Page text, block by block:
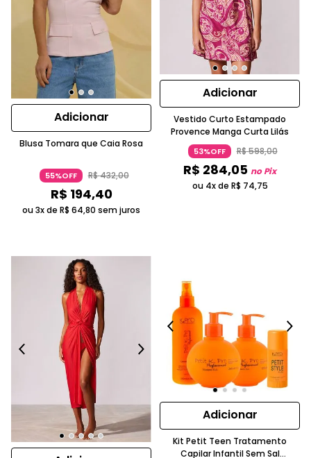
Adicionar
Blusa Tomara que Caia Rosa
55%OFF R$432,00
R$ 194,40
ou 3x de R$ 64,80 sem juros
Adicionar
Vestido Curto Estampado
Provence Manga Curta Lilás
53%OFF R$598,00
R$ 284,05 no Pix
ou 4x de R$ 74,75
Adicionar
Kit Petit Teen Tratamento
Capilar Infantil Sem Sal